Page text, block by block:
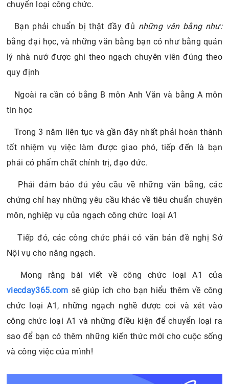
chuyển loại công chức.
Bạn phải chuẩn bị thật đầy đủ những văn bằng như:
bằng đại học, và những văn bằng bạn có như bằng quản
lý nhà nướ được ghi theo ngạch chuyên viên đúng theo
quy định
Ngoài ra cần có bằng B môn Anh Văn và bằng A môn
tin học
Trong 3 năm liên tục và gần đây nhất phải hoàn thành
tốt nhiệm vụ việc làm được giao phó, tiếp đến là bạn
phải có phẩm chất chính trị, đạo đức.
Phải đảm bảo đủ yêu cầu về những văn bằng, các
chứng chỉ hay những yêu cầu khác về tiêu chuẩn chuyên
môn, nghiệp vụ của ngạch công chức loại A1
Tiếp đó, các công chức phải có văn bản đề nghị Sở
Nội vụ cho nâng ngạch.
Mong rằng bài viết về công chức loại A1 của
viecday365.com sẽ giúp ích cho bạn hiểu thêm về công
chức loại A1, những ngạch nghề được coi và xét vào
công chức loại A1 và những điều kiện để chuyển loại ra
sao để bạn có thêm những kiến thức mới cho cuộc sống
và công việc của mình!